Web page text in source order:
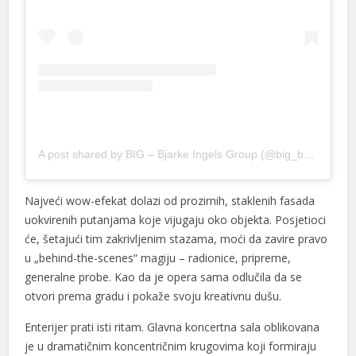
A post shared by BIG – Bjarke Ingels Group (@big_builds)
Najveći wow-efekat dolazi od prozirnih, staklenih fasada
uokvirenih putanjama koje vijugaju oko objekta. Posjetioci
će, šetajući tim zakrivljenim stazama, moći da zavire pravo
u „behind-the-scenes“ magiju – radionice, pripreme,
generalne probe. Kao da je opera sama odlučila da se
otvori prema gradu i pokaže svoju kreativnu dušu.
Enterijer prati isti ritam. Glavna koncertna sala oblikovana
je u dramatičnim koncentričnim krugovima koji formiraju